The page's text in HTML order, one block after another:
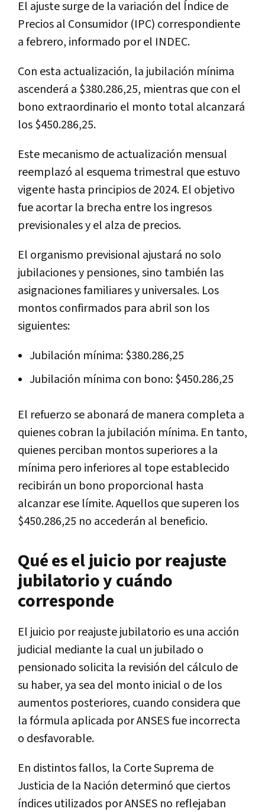
El ajuste surge de la variación del Índice de
Precios al Consumidor (IPC) correspondiente
a febrero, informado por el INDEC.
Con esta actualización, la jubilación mínima
ascenderá a $380.286,25, mientras que con el
bono extraordinario el monto total alcanzará
los $450.286,25.
Este mecanismo de actualización mensual
reemplazó al esquema trimestral que estuvo
vigente hasta principios de 2024. El objetivo
fue acortar la brecha entre los ingresos
previsionales y el alza de precios.
El organismo previsional ajustará no solo
jubilaciones y pensiones, sino también las
asignaciones familiares y universales. Los
montos confirmados para abril son los
siguientes:
Jubilación mínima: $380.286,25
Jubilación mínima con bono: $450.286,25
El refuerzo se abonará de manera completa a
quienes cobran la jubilación mínima. En tanto,
quienes perciban montos superiores a la
mínima pero inferiores al tope establecido
recibirán un bono proporcional hasta
alcanzar ese límite. Aquellos que superen los
$450.286,25 no accederán al beneficio.
Qué es el juicio por reajuste
jubilatorio y cuándo
corresponde
El juicio por reajuste jubilatorio es una acción
judicial mediante la cual un jubilado o
pensionado solicita la revisión del cálculo de
su haber, ya sea del monto inicial o de los
aumentos posteriores, cuando considera que
la fórmula aplicada por ANSES fue incorrecta
o desfavorable.
En distintos fallos, la Corte Suprema de
Justicia de la Nación determinó que ciertos
índices utilizados por ANSES no reflejaban